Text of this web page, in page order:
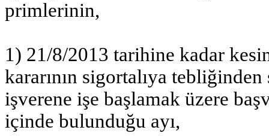
primlerinin,
1) 21/8/2013 tarihine kadar
kararının sigortalıya
işverene işe başlamak üzere
içinde bulunduğu ayı,